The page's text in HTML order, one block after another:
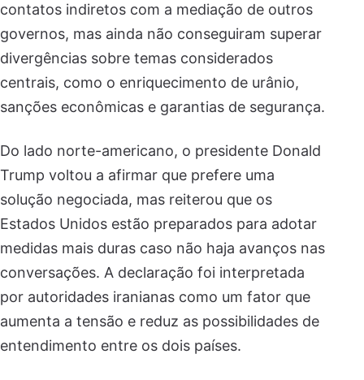
contatos indiretos com a mediação de outros
governos, mas ainda não conseguiram superar
divergências sobre temas considerados
centrais, como o enriquecimento de urânio,
sanções econômicas e garantias de segurança.
Do lado norte-americano, o presidente Donald
Trump voltou a afirmar que prefere uma
solução negociada, mas reiterou que os
Estados Unidos estão preparados para adotar
medidas mais duras caso não haja avanços nas
conversações. A declaração foi interpretada
por autoridades iranianas como um fator que
aumenta a tensão e reduz as possibilidades de
entendimento entre os dois países.